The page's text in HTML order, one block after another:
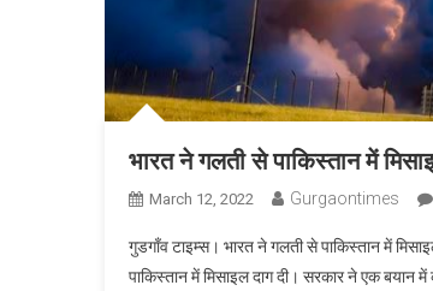
भारत ने गलती से पाकिस्तान में
March 12, 2022 Gurgaontimes
गुडगाँव टाइम्स। भारत ने गलती से पाकिस्तान में
पाकिस्तान में मिसाइल दाग दी। सरकार ने एक बयान